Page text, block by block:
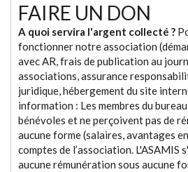
FAIRE UN DON
A quoi servira l'argent collecté ?
fonctionner notre association
avec AR, frais de publication au
associations, assurance
juridique, hébergement du site
information : Les membres du
bénévoles et ne perçoivent pas de
aucune forme (salaires, avantages
comptes de l’association. L'ASAMIS
aucune rémunération sous aucune